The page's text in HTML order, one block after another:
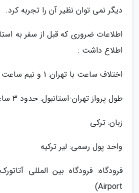
دیگر نمی توان نظیر آن را تجربه کرد.
اطلاعات ضروری که قبل از سفر به
اطلاع داشت :
اختلاف ساعت با تهران: 1 و نیم ساعت عقب تر از تهران
طول پرواز تهران-استانبول: حدود 3 ساعت
زبان: ترکی
واحد پول رسمی: لیر ترکیه
Airport)